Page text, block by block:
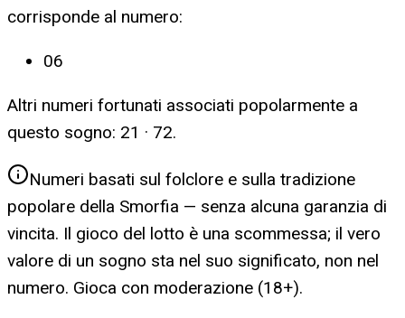
corrisponde al numero:
06
Altri numeri fortunati associati popolarmente a
questo sogno: 21 · 72.
Numeri basati sul folclore e sulla tradizione
popolare della Smorfia — senza alcuna garanzia di
vincita. Il gioco del lotto è una scommessa; il vero
valore di un sogno sta nel suo significato, non nel
numero. Gioca con moderazione (18+).